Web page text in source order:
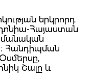
երկրորդ
Հայաստան
Հանդիպման
Շալը և